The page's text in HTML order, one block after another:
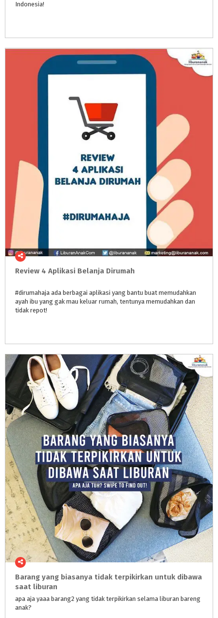
Indonesia!
Review 4 Aplikasi Belanja Dirumah
#dirumahaja ada berbagai aplikasi yang bantu buat memudahkan
ayah ibu yang gak mau keluar rumah, tentunya memudahkan dan
tidak repot!
Barang yang biasanya tidak terpikirkan untuk dibawa
saat liburan
apa aja yaaa barang2 yang tidak terpikirkan selama liburan bareng
anak?